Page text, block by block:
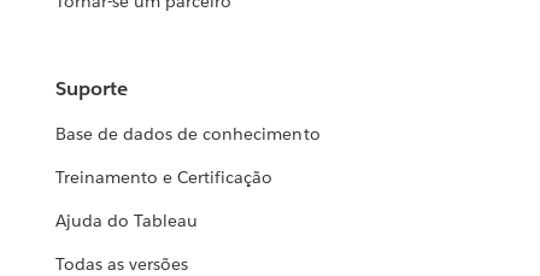
Suporte
Base de dados de conhecimento
Treinamento e Certificação
Ajuda do Tableau
Todas as versões